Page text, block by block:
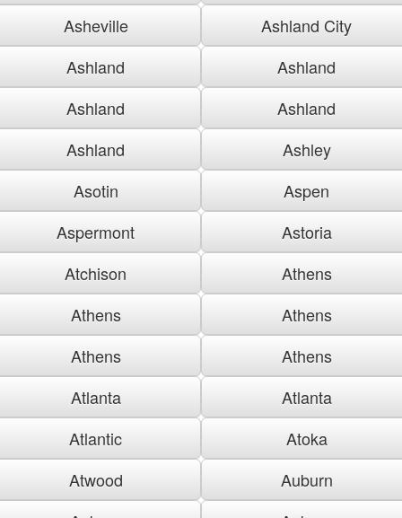
Asheville
Ashland City
Ashland
Ashland
Ashland
Ashland
Ashland
Ashley
Asotin
Aspen
Aspermont
Astoria
Atchison
Athens
Athens
Athens
Athens
Athens
Atlanta
Atlanta
Atlantic
Atoka
Atwood
Auburn